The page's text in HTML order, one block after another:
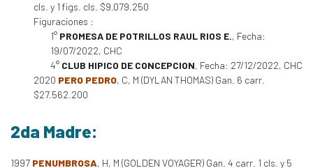
cls. y 1 figs. cls. $9.079.250
Figuraciones :
1° PROMESA DE POTRILLOS RAUL RIOS E., Fecha:
19/07/2022, CHC
4° CLUB HIPICO DE CONCEPCION, Fecha: 27/12/2022, CHC
2020 PERO PEDRO, C, M (DYLAN THOMAS) Gan. 6 carr.
$27.562.200
2da Madre:
1997 PENUMBROSA, H, M (GOLDEN VOYAGER) Gan. 4 carr. 1 cls. y 5